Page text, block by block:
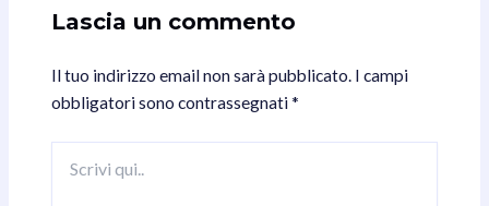
Lascia un commento
Il tuo indirizzo email non sarà pubblicato. I campi
obbligatori sono contrassegnati*
qui..